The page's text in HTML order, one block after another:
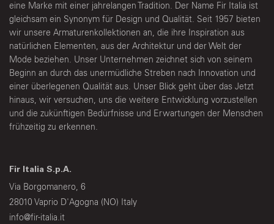
eine Marke mit einer jahrelangen Tradition. Der Name Fir Italia ist
gleichsam ein Synonym für Design und Qualität. Seit 1957 bieten
wir unsere Armaturenkollektionen an, die ihre Inspiration aus
natürlichen Elementen, aus der Architektur und der Welt der
Mode beziehen. Unser Unternehmen zeichnet sich von seinem
Beginn an durch das unermüdliche Streben nach Innovation und
einer überlegenen Qualität aus. Unser Blick geht über das Jetzt
hinaus, wir versuchen, uns die weitere Entwicklung vorzustellen
und die zukünftigen Bedürfnisse und Erwartungen der Menschen
frühzeitig zu erkennen.
Fir Italia S.p.A.
Via Borgomanero, 6
28010 Vaprio D'Agogna (NO) Italy
info@fir-italia.it